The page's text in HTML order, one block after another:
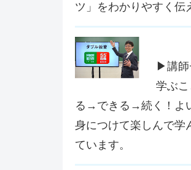
ツ」をわかりやすく伝
▶講師
学ぶ
る→できる→続く！よ
身につけて楽しんで学
ています。